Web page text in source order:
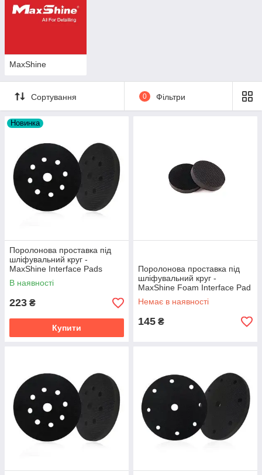
MaxShine
Сортування 0 Фільтри
Новинка
Поролонова проставка під
шліфувальний круг -
MaxShine Interface Pads
125x10мм. чорний (IP125)
В наявності
223 ₴
Купити
Поролонова проставка під
шліфувальний круг -
MaxShine Foam Interface Pad
75 мм. (3090075)
Немає в наявності
145 ₴